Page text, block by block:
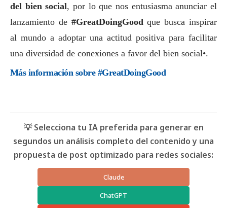
del biensocial, por lo que nos entusiasma anunciar el
lanzamiento de#GreatDoingGood que busca inspirar
al mundo a adoptar una actitud positiva para facilitar
una diversidad de conexiones a favor del bien social•.
Más información sobre #GreatDoingGood
💡 Selecciona tu IA preferida para generar en
segundos un análisis completo del contenido y una
propuesta de post optimizado para redes sociales:
Claude
ChatGPT